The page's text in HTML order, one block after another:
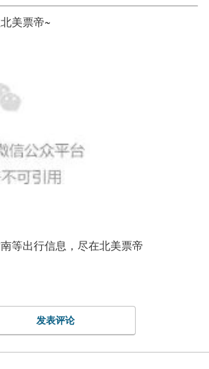
美票帝~
等出行信息，尽在北美票帝
发表评论